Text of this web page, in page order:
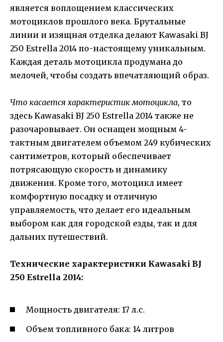
является воплощением классических
мотоциклов прошлого века. Брутальные
линии и изящная отделка делают Kawasaki BJ
250 Estrella 2014 по-настоящему уникальным.
Каждая деталь мотоцикла продумана до
мелочей, чтобы создать впечатляющий образ.
Что касается характеристик мотоцикла, то
здесь Kawasaki BJ 250 Estrella 2014 также не
разочаровывает. Он оснащен мощным 4-
тактным двигателем объемом 249 кубических
сантиметров, который обеспечивает
потрясающую скорость и динамику
движения. Кроме того, мотоцикл имеет
комфортную посадку и отличную
управляемость, что делает его идеальным
выбором как для городской езды, так и для
дальних путешествий.
Технические характеристики Kawasaki BJ
250 Estrella 2014:
Мощность двигателя: 17 л.с.
Объем топливного бака: 14 литров